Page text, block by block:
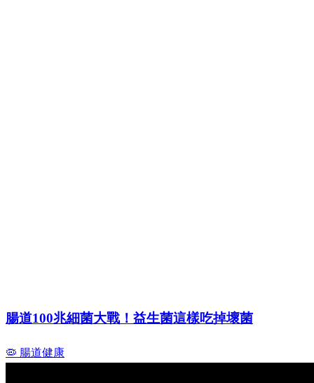
腸道100兆細菌大戰！益生菌這樣吃掉壞菌
🦠 腸道健康